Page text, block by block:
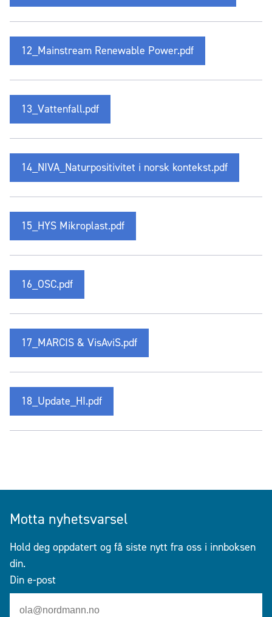
12_Mainstream Renewable Power.pdf
13_Vattenfall.pdf
14_NIVA_Naturpositivitet i norsk kontekst.pdf
15_HYS Mikroplast.pdf
16_OSC.pdf
17_MARCIS & VisAviS.pdf
18­_Update_HI.pdf
Motta nyhetsvarsel
Hold deg oppdatert og få siste nytt fra oss i innboksen
din.
Din e-post